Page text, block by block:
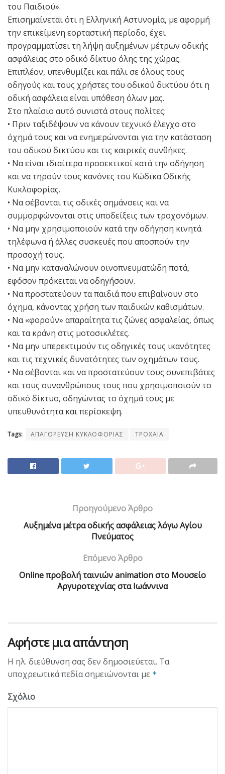
του Παιδιού».
Επισημαίνεται ότι η Ελληνική Αστυνομία, με αφορμή
την επικείμενη εορταστική περίοδο, έχει
προγραμματίσει τη λήψη αυξημένων μέτρων οδικής
ασφάλειας στο οδικό δίκτυο όλης της χώρας.
Επιπλέον, υπενθυμίζει και πάλι σε όλους τους
οδηγούς και τους χρήστες του οδικού δικτύου ότι η
οδική ασφάλεια είναι υπόθεση όλων μας.
Στο πλαίσιο αυτό συνιστά στους πολίτες:
• Πριν ταξιδέψουν να κάνουν τεχνικό έλεγχο στο
όχημά τους και να ενημερώνονται για την κατάσταση
του οδικού δικτύου και τις καιρικές συνθήκες.
• Να είναι ιδιαίτερα προσεκτικοί κατά την οδήγηση
και να τηρούν τους κανόνες του Κώδικα Οδικής
Κυκλοφορίας.
• Να σέβονται τις οδικές σημάνσεις και να
συμμορφώνονται στις υποδείξεις των τροχονόμων.
• Να μην χρησιμοποιούν κατά την οδήγηση κινητά
τηλέφωνα ή άλλες συσκευές που αποσπούν την
προσοχή τους.
• Να μην καταναλώνουν οινοπνευματώδη ποτά,
εφόσον πρόκειται να οδηγήσουν.
• Να προστατεύουν τα παιδιά που επιβαίνουν στο
όχημα, κάνοντας χρήση των παιδικών καθισμάτων.
• Να «φορούν» απαραίτητα τις ζώνες ασφαλείας, όπως
και τα κράνη στις μοτοσικλέτες.
• Να μην υπερεκτιμούν τις οδηγικές τους ικανότητες
και τις τεχνικές δυνατότητες των οχημάτων τους.
• Να σέβονται και να προστατεύουν τους συνεπιβάτες
και τους συνανθρώπους τους που χρησιμοποιούν το
οδικό δίκτυο, οδηγώντας το όχημά τους με
υπευθυνότητα και περίσκεψη.
Tags: ΑΠΑΓΟΡΕΥΣΗ ΚΥΚΛΟΦΟΡΙΑΣ ΤΡΟΧΑΙΑ
Προηγούμενο Άρθρο
Αυξημένα μέτρα οδικής ασφάλειας λόγω Αγίου
Πνεύματος
Επόμενο Άρθρο
Online προβολή ταινιών animation στο Μουσείο
Αργυροτεχνίας στα Ιωάννινα
Αφήστε μια απάντηση
Η ηλ. διεύθυνση σας δεν δημοσιεύεται. Τα
υποχρεωτικά πεδία σημειώνονται με *
Σχόλιο